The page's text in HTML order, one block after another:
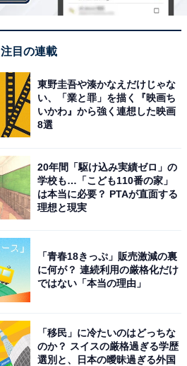
注目の連載
東野圭吾や湊かなえだけじゃな
い、「業と罪」を描く『映画ち
いかわ』から強く連想した映画
8選
20年間「駆け込み実績ゼロ」の
学校も…「こども110番の家」
は本当に必要？ PTAが直面する
理想と現実
「青春18きっぷ」販売激減の裏
に何が？ 連続利用の厳格化だけ
ではない「本当の理由」
「移民」に冷たいのはどっちな
のか？ スイスの厳格過ぎる学歴
選別と、日本の曖昧過ぎる外国